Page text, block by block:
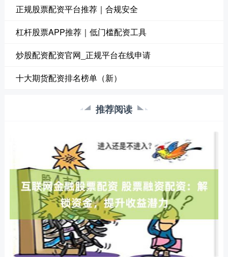
正规股票配资平台推荐｜合规安全
杠杆股票APP推荐｜低门槛配资工具
炒股配资配资官网_正规平台在线申请
十大期货配资排名榜单（新）
推荐阅读